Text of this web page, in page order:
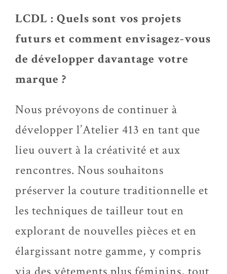
LCDL : Quels sont vos projets
futurs et comment envisagez-vous
de développer davantage votre
marque ?
Nous prévoyons de continuer à
développer l’Atelier 413 en tant que
lieu ouvert à la créativité et aux
rencontres. Nous souhaitons
préserver la couture traditionnelle et
les techniques de tailleur tout en
explorant de nouvelles pièces et en
élargissant notre gamme, y compris